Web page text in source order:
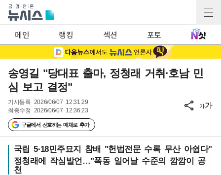
메인 랭킹 섹션 포토
송영길 "당대표 출마, 정청래 거취·호남 민
심 보고 결정"
기사등록 2026/06/07 12:31:29
최종수정 2026/06/07 12:36:23
구글에서 선호하는 매체로 추가
가가
국립 5·18민주묘지 참배 "헌법전문 수록 무산 아쉽다"
정청래에 작심발언…"폭동 일어날 수준의 깜깜이 공
천